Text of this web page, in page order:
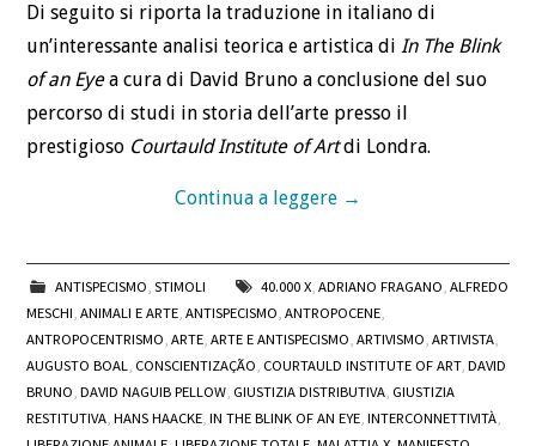
Di seguito si riporta la traduzione in italiano di
un’interessante analisi teorica e artistica diIn The Blink
of an Eyea cura di David Bruno a conclusione del suo
percorso di studi in storia dell’arte presso il
prestigioso Courtauld Institute of Artdi Londra.
Continua a leggere →
ANTISPECISMO, STIMOLI 40.000 X, ADRIANO FRAGANO, ALFREDO
MESCHI,ANIMALI E ARTE,ANTISPECISMO,ANTROPOCENE,
ANTROPOCENTRISMO,ARTE,ARTE E ANTISPECISMO,ARTIVISMO,ARTIVISTA,
AUGUSTO BOAL, CONSCIENTIZAÇÃO, COURTAULD INSTITUTE OF ART,DAVID
BRUNO,DAVID NAGUIB PELLOW, GIUSTIZIA DISTRIBUTIVA, GIUSTIZIA
RESTITUTIVA,HANS HAACKE,IN THE BLINK OF AN EYE,INTERCONNETTIVITÀ,